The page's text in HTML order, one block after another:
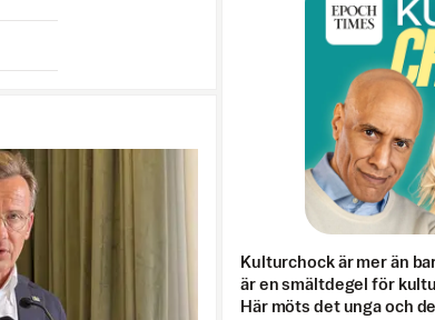
Kulturchock är mer än
är en smältdegel för
Här möts det unga och